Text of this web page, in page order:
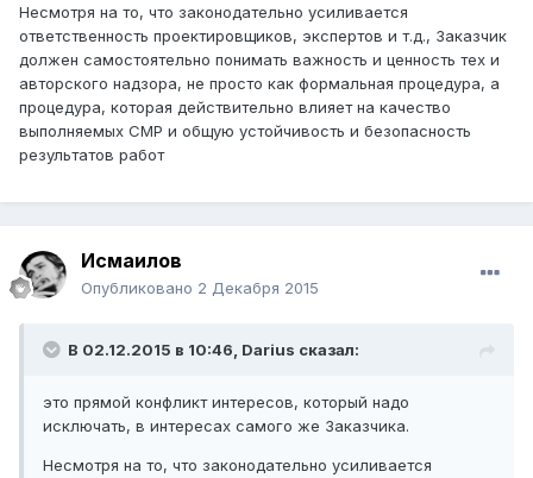
Несмотря на то, что законодательно усиливается
ответственность проектировщиков, экспертов и т.д., Заказчик
должен самостоятельно понимать важность и ценность тех и
авторского надзора, не просто как формальная процедура, а
процедура, которая действительно влияет на качество
выполняемых СМР и общую устойчивость и безопасность
результатов работ
Исмаилов
Опубликовано 2 Декабря 2015
В 02.12.2015 в 10:46, Darius сказал:
это прямой конфликт интересов, который надо
исключать, в интересах самого же Заказчика.
Несмотря на то, что законодательно усиливается